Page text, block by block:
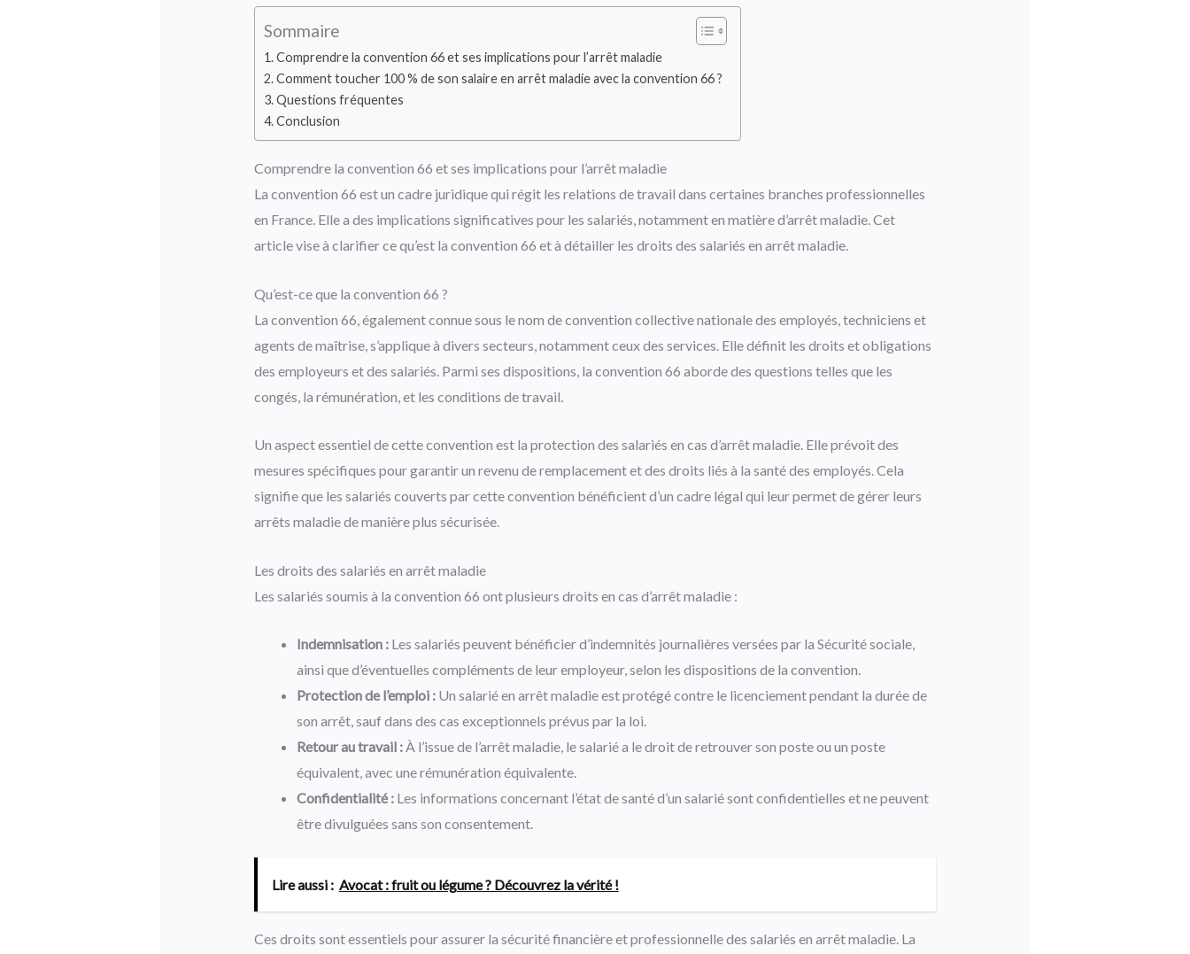
Sommaire
Comprendre la convention 66 et ses implications pour l’arrêt maladie
Comment toucher 100 % de son salaire en arrêt maladie avec la convention 66 ?
Questions fréquentes
Conclusion
Comprendre la convention 66 et ses implications pour l’arrêt maladie
La convention 66 est un cadre juridique qui régit les relations de travail dans certaines branches professionnelles
en France. Elle a des implications significatives pour les salariés, notamment en matière d’arrêt maladie. Cet
article vise à clarifier ce qu’est la convention 66 et à détailler les droits des salariés en arrêt maladie.
Qu’est-ce que la convention 66 ?
La convention 66, également connue sous le nom de convention collective nationale des employés, techniciens et
agents de maîtrise, s’applique à divers secteurs, notamment ceux des services. Elle définit les droits et obligations
des employeurs et des salariés. Parmi ses dispositions, la convention 66 aborde des questions telles que les
congés, la rémunération, et les conditions de travail.
Un aspect essentiel de cette convention est la protection des salariés en cas d’arrêt maladie. Elle prévoit des
mesures spécifiques pour garantir un revenu de remplacement et des droits liés à la santé des employés. Cela
signifie que les salariés couverts par cette convention bénéficient d’un cadre légal qui leur permet de gérer leurs
arrêts maladie de manière plus sécurisée.
Les droits des salariés en arrêt maladie
Les salariés soumis à la convention 66 ont plusieurs droits en cas d’arrêt maladie :
Indemnisation :Les salariés peuvent bénéficier d’indemnités journalières versées par la Sécurité sociale,
ainsi que d’éventuelles compléments de leur employeur, selon les dispositions de la convention.
Protection de l’emploi :Un salarié en arrêt maladie est protégé contre le licenciement pendant la durée de
son arrêt, sauf dans des cas exceptionnels prévus par la loi.
Retour au travail :À l’issue de l’arrêt maladie, le salarié a le droit de retrouver son poste ou un poste
équivalent, avec une rémunération équivalente.
Confidentialité :Les informations concernant l’état de santé d’un salarié sont confidentielles et ne peuvent
être divulguées sans son consentement.
Lire aussi : Avocat : fruit ou légume ? Découvrez la vérité !
Ces droits sont essentiels pour assurer la sécurité financière et professionnelle des salariés en arrêt maladie. La